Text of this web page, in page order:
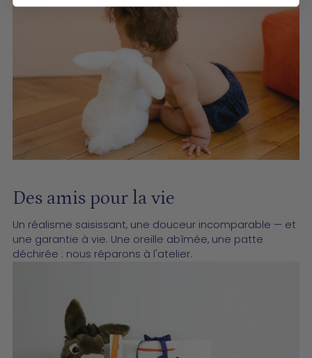
Des amis pour la vie
Un réalisme saisissant, une douceur incomparable — et
une garantie à vie. Une oreille abîmée, une patte
déchirée : nous réparons à l'atelier.